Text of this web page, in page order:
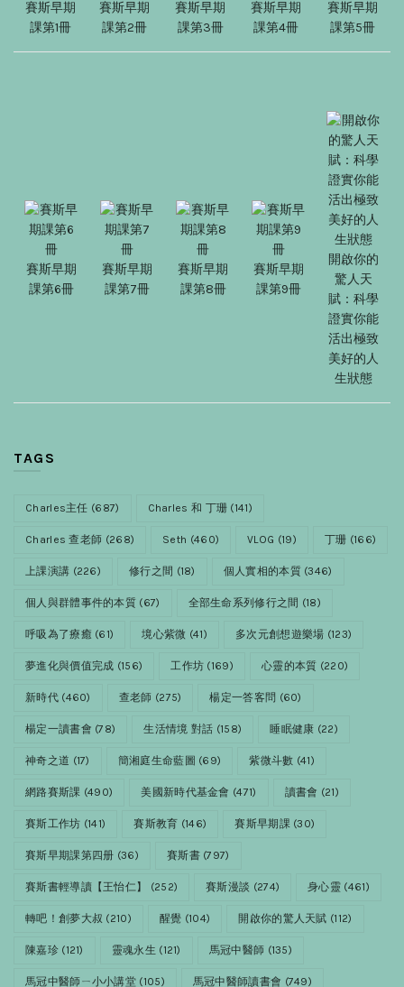
賽斯早期
課第1冊
賽斯早期
課第2冊
賽斯早期
課第3冊
賽斯早期
課第4冊
賽斯早期
課第5冊
賽斯早期
課第6冊
賽斯早期
課第7冊
賽斯早期
課第8冊
賽斯早期
課第9冊
開啟你的
驚人天
賦：科學
證實你能
活出極致
美好的人
生狀態
TAGS
Charles主任 (687) Charles 和 丁珊 (141)
Charles 查老師 (268) Seth (460) VLOG (19) 丁珊 (166)
上課演講 (226) 修行之間 (18) 個人實相的本質(346)
個人與群體事件的本質 (67) 全部生命系列修行之間 (18)
呼吸為了療癒 (61) 境心紫微 (41) 多次元創想遊樂場 (123)
夢進化與價值完成 (156) 工作坊 (169) 心靈的本質 (220)
新時代(460) 查老師 (275) 楊定一答客問 (60)
楊定一讀書會 (78) 生活情境 對話 (158) 睡眠健康 (22)
神奇之道 (17) 簡湘庭生命藍圖 (69) 紫微斗數 (41)
網路賽斯課 (490) 美國新時代基金會 (471) 讀書會 (21)
賽斯工作坊 (141) 賽斯教育 (146) 賽斯早期課 (30)
賽斯早期課第四册 (36) 賽斯書(797)
賽斯書輕導讀【王怡仁】 (252) 賽斯漫談 (274) 身心靈 (461)
轉吧！創夢大叔 (210) 醒覺 (104) 開啟你的驚人天賦 (112)
陳嘉珍(121) 靈魂永生 (121) 馬冠中醫師 (135)
馬冠中醫師ㄧ小小講堂 (105) 馬冠中醫師讀書會 (749)